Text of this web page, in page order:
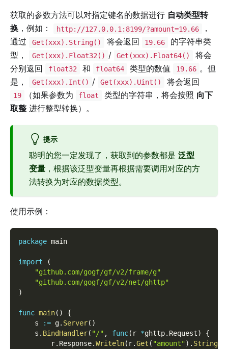
获取的参数方法可以对指定键名的数据进行 自动类型转
换 ，例如： http://127.0.0.1:8199/?amount=19.66
，
通过
Get(xxx).String() 将会返回 19.66
的字符串类
型，
Get(xxx).Float32() / Get(xxx).Float64()
将会
分别返回
float32 和 float64 类型的数值 19.66 。但
是，
Get(xxx).Int() / Get(xxx).Uint() 将会返回
19 （如果参数为 float 类型的字符串，将会按照 向下
取整 进行整型转换）。
提示
聪明的您一定发现了，获取到的参数都是 泛型
变量 ，根据该泛型变量再根据需要调用对应的方
法转换为对应的数据类型。
使用示例：
package main
import
(
"github.com/gogf/gf/v2/frame/g"
"github.com/gogf/gf/v2/net/ghttp"
)
func main( )
{
    s
:= g. Server( )
    s
. BindHandler( "/" , func( r *ghttp. Request)
{
        r
. Response.Writeln( r.Get ( "amount") . String